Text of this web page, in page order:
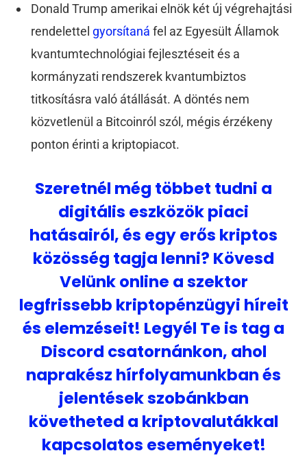
Donald Trump amerikai elnök két új végrehajtási
rendelettel gyorsítaná fel az Egyesült Államok
kvantumtechnológiai fejlesztéseit és a
kormányzati rendszerek kvantumbiztos
titkosításra való átállását. A döntés nem
közvetlenül a Bitcoinról szól, mégis érzékeny
ponton érinti a kriptopiacot.
Szeretnél még többet tudni a
digitális eszközök piaci
hatásairól, és egy erős kriptos
közösség tagja lenni? Kövesd
Velünk online a szektor
legfrissebb kriptopénzügyi híreit
és elemzéseit! Legyél Te is tag a
Discord csatornánkon, ahol
naprakész hírfolyamunkban és
jelentések szobánkban
követheted a kriptovalutákkal
kapcsolatos eseményeket!